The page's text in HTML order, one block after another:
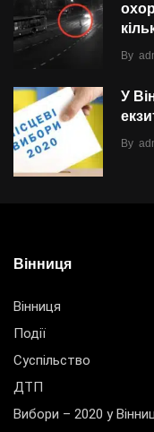
By
У
By
Вінниця
Вінниця
Події
Суспільство
ДТП
Вибори – 2020 у